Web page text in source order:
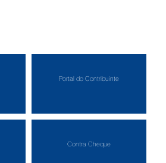
Portal do Contribuinte
Contra Cheque